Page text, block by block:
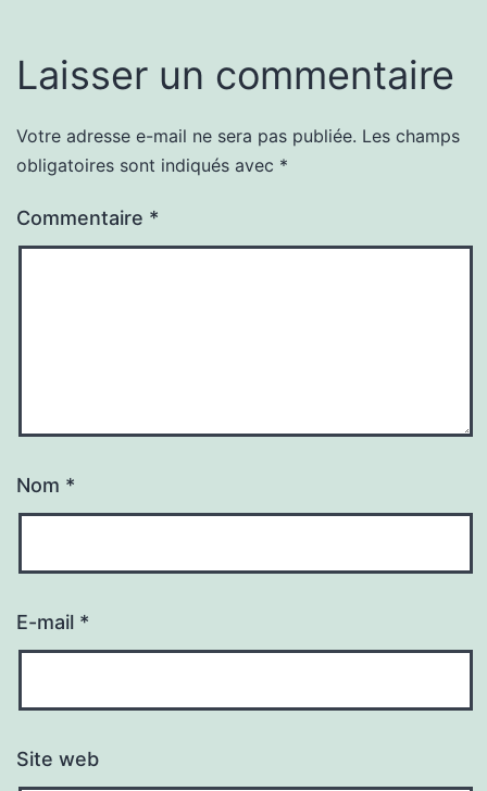
Laisser un commentaire
Votre adresse e-mail ne sera pas publiée. Les champs
obligatoires sont indiqués avec *
Commentaire *
Nom *
E-mail *
Site web